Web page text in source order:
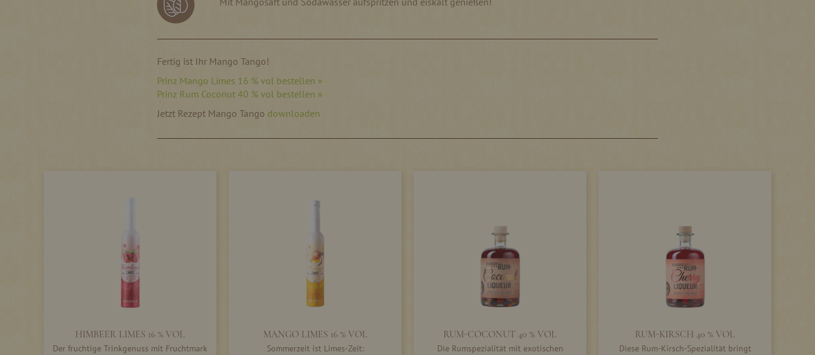
Fertig ist Ihr Mango Tango!
Prinz Mango Limes 16 % vol bestellen »
Prinz Rum Coconut 40 % vol bestellen »
Jetzt Rezept Mango Tango downloaden
HIMBEER LIMES 16 % VOL
Der fruchtige Trinkgenuss mit Fruchtmark
MANGO LIMES 16 % VOL
Sommerzeit ist Limes-Zeit:
RUM-COCONUT 40 % VOL
Die Rumspezialität mit exotischen
RUM-KIRSCH 40 % VOL
Diese Rum-Kirsch-Spezialität bringt